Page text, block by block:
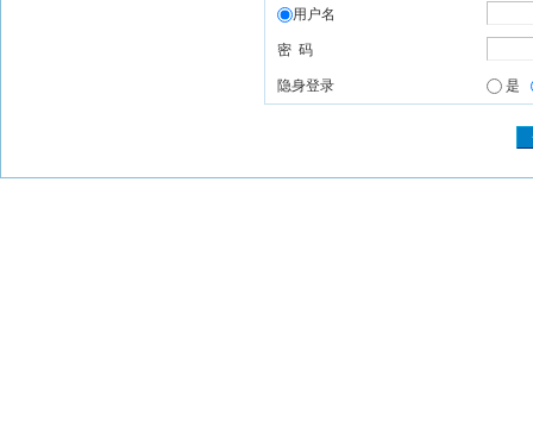
用户名
密 码
隐身登录 是